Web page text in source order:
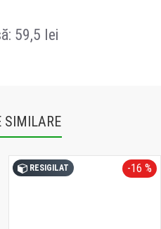
59,5 lei
SIMILARE
RESIGILAT -16 %